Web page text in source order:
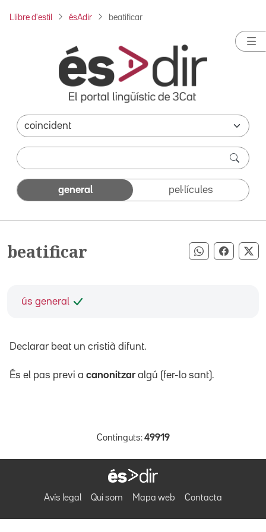
Llibre d'estil ésAdir beatificar
general pel·lícules
beatificar Compartir
ús general
Declarar beat un cristià difunt.
És el pas previ a canonitzaralgú (fer-lo sant).
Continguts: 49919
Avís legal Qui som Mapa web Contacta